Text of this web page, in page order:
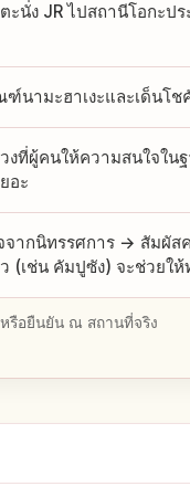
ะนั่ง JR ไปสถานีโอกะ
นามะฮาเงะและเด็นโช
งที่ผู้คนให้ความสนใจใน
อะ
จากนิทรรศการ → สัมผัส
(เช่น คัมปูซัง) จะช่วยใ
รือยืนยัน ณ สถานที่จริง